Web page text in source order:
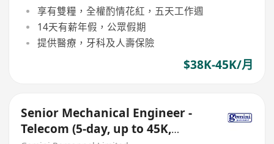
享有雙糧，全權酌情花紅，五天工作週
14天有薪年假，公眾假期
提供醫療，牙科及人壽保險
$38K-45K/月
Senior Mechanical Engineer -
Telecom (5-day, up to 45K,